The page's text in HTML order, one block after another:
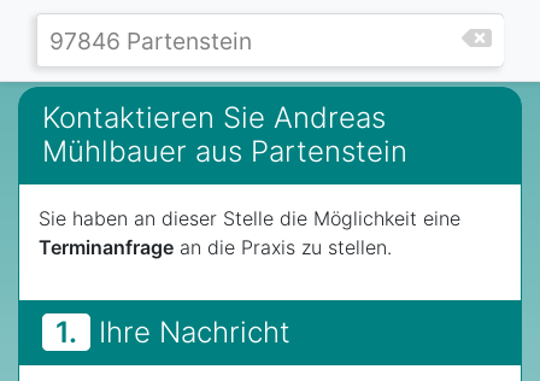
Kontaktieren Sie Andreas
Mühlbauer aus Partenstein
Sie haben an dieser Stelle die Möglichkeit eine
Terminanfrage an die Praxis zu stellen.
1. Ihre Nachricht